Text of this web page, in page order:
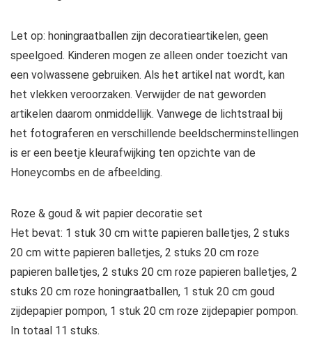
Let op: honingraatballen zijn decoratieartikelen, geen
speelgoed. Kinderen mogen ze alleen onder toezicht van
een volwassene gebruiken. Als het artikel nat wordt, kan
het vlekken veroorzaken. Verwijder de nat geworden
artikelen daarom onmiddellijk. Vanwege de lichtstraal bij
het fotograferen en verschillende beeldscherminstellingen
is er een beetje kleurafwijking ten opzichte van de
Honeycombs en de afbeelding.
Roze & goud & wit papier decoratie set
Het bevat: 1 stuk 30 cm witte papieren balletjes, 2 stuks
20 cm witte papieren balletjes, 2 stuks 20 cm roze
papieren balletjes, 2 stuks 20 cm roze papieren balletjes, 2
stuks 20 cm roze honingraatballen, 1 stuk 20 cm goud
zijdepapier pompon, 1 stuk 20 cm roze zijdepapier pompon.
In totaal 11 stuks.